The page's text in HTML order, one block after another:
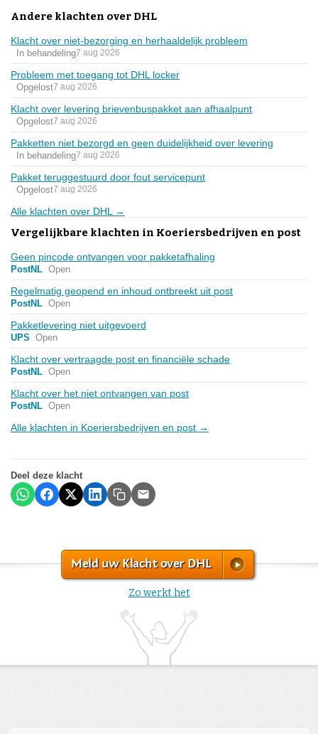
Andere klachten over DHL
Klacht over niet-bezorging en herhaaldelijk probleem
In behandeling7 aug 2026
Probleem met toegang tot DHL locker
Opgelost7 aug 2026
Klacht over levering brievenbuspakket aan afhaalpunt
Opgelost7 aug 2026
Pakketten niet bezorgd en geen duidelijkheid over levering
In behandeling7 aug 2026
Pakket teruggestuurd door fout servicepunt
Opgelost7 aug 2026
Alle klachten over DHL →
Vergelijkbare klachten in Koeriersbedrijven en post
Geen pincode ontvangen voor pakketafhaling
PostNL Open
Regelmatig geopend en inhoud ontbreekt uit post
PostNL Open
Pakketlevering niet uitgevoerd
UPS Open
Klacht over vertraagde post en financiële schade
PostNL Open
Klacht over het niet ontvangen van post
PostNL Open
Alle klachten in Koeriersbedrijven en post →
Deel deze klacht
Meld uw Klacht over DHL
Zo werkt het